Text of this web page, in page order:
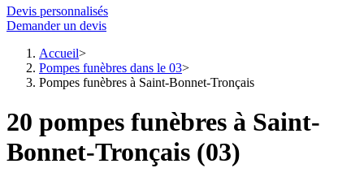
Devis personnalisés
Demander un devis
Accueil
Pompes funèbres dans le 03
Pompes funèbres à Saint-Bonnet-Tronçais
20 pompes funèbres à Saint-
Bonnet-Tronçais (03)